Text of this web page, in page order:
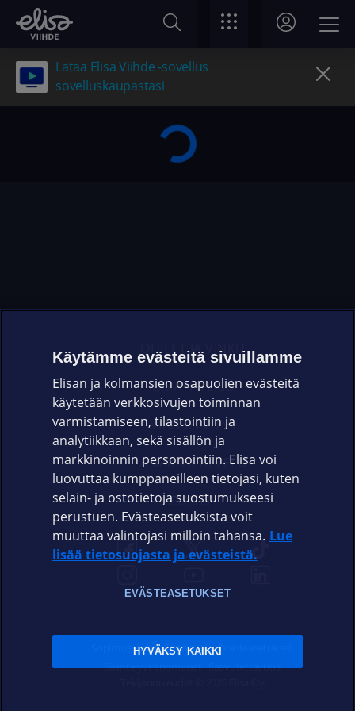
Lataa Elisa Viihde -sovellus
sovelluskaupastasi
OHJEET JA VINKIT
OMAYHTEISÖ
VIANSELVITYS
ASIAKASPALVELU
ELISA.FI
Sopimusehdot Tietosuoja Evästeasetukset
Sääntelyviranomaiset Saavutettavuus
Käytämme evästeitä sivuillamme
Elisan ja kolmansien osapuolien evästeitä
käytetään verkkosivujen toiminnan
varmistamiseen, tilastointiin ja
analytiikkaan, sekä sisällön ja
markkinoinnin personointiin. Elisa voi
luovuttaa kumppaneilleen tietojasi, kuten
selain- ja ostotietoja suostumukseesi
perustuen. Evästeasetuksista voit
muuttaa valintojasi milloin tahansa. Lue
lisää tietosuojasta ja evästeistä.
EVÄSTEASETUKSET
HYVÄKSY KAIKKI